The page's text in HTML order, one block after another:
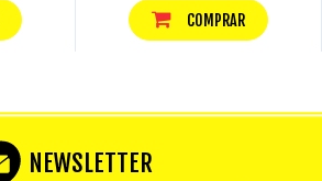
COMPRAR
NEWSLETTER